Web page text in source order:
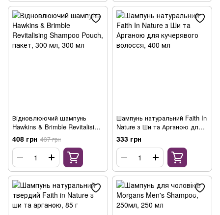
Відновлюючий шампунь
Hawkins & Brimble Revitalising
Shampoo Pouch, пакет, 300
мл
408 грн 437 грн
Шампунь натуральний Faith In
Nature з Ши та Арганою для
кучерявого волосся, 400 мл
333 грн